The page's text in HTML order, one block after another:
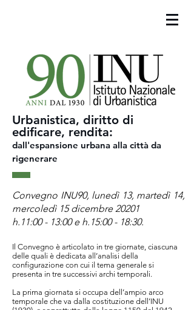
Urbanistica, diritto di
edificare, rendita:
dall'espansione urbana alla città da
rigenerare
Convegno INU90, lunedì 13, martedì 14,
mercoledì 15 dicembre 20201
h.11:00 - 13:00 e h.15:00 - 18:30.
Il Convegno è articolato in tre giornate, ciascuna
delle quali è dedicata all’analisi della
configurazione con cui il tema generale si
presenta in tre successivi archi temporali.
La prima giornata si occupa dell’ampio arco
temporale che va dalla costituzione dell’INU